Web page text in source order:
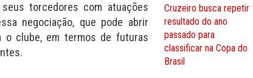
torcedores com atuações
negociação, que pode abrir
o clube, em termos de futuras
Cruzeiro busca repetir
resultado do ano
passado para
classificar na Copa do
Brasil